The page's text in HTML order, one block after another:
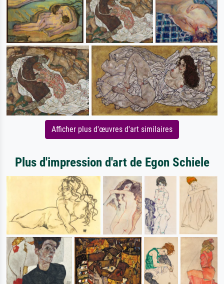
Afficher plus d'œuvres d'art similaires
Plus d'impression d'art de Egon Schiele